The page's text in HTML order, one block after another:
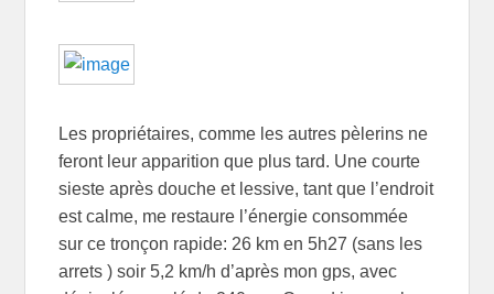
Les propriétaires, comme les autres pèlerins ne
feront leur apparition que plus tard. Une courte
sieste après douche et lessive, tant que l’endroit
est calme, me restaure l’énergie consommée
sur ce tronçon rapide: 26 km en 5h27 (sans les
arrets ) soir 5,2 km/h d’après mon gps, avec